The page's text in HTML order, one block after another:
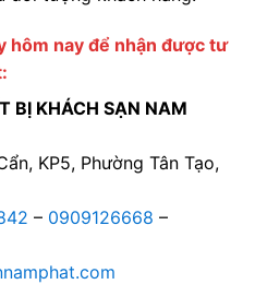
hôm nay để nhận được tư
BỊ KHÁCH SẠN NAM
KP5, Phường Tân Tạo,
– 0909126668 –